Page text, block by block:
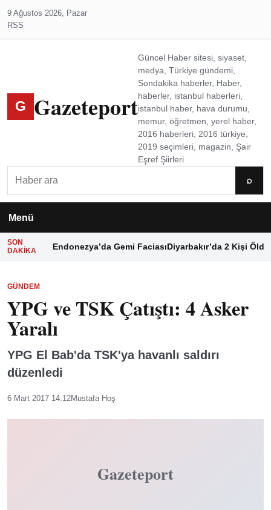
9 Ağustos 2026, Pazar
RSS
G Gazeteport
Güncel Haber sitesi, siyaset,
medya, Türkiye gündemi,
Sondakika haberler, Haber,
haberler, istanbul haberleri,
istanbul haber, hava durumu,
memur, öğretmen, yerel haber,
2016 haberleri, 2016 türkiye,
2019 seçimleri, magazin, Şair
Eşref Şiirleri
⌕
Menü
SON
DAKIKA
Endonezya’da Gemi FaciasıDiyarbakır’da 2 Kişi Öldü
GÜNDEM
YPG ve TSK Çatıştı: 4 Asker
Yaralı
YPG El Bab'da TSK'ya havanlı saldırı
düzenledi
6 Mart 2017 14:12Mustafa Hoş
Gazeteport